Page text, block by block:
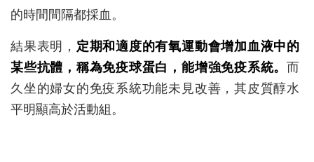
的時間間隔都採血。
結果表明， 定期和適度的有氧運動會增加血液中的
某些抗體，稱為免疫球蛋白，能增強免疫系統。而
久坐的婦女的免疫系統功能未見改善，其皮質醇水
平明顯高於活動組。